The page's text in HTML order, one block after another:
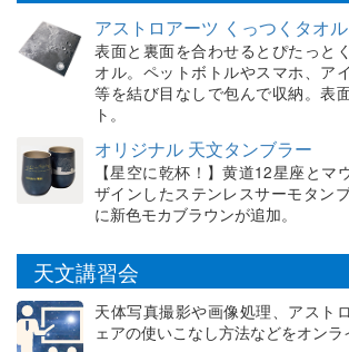
アストロアーツ くっつくタオ
表面と裏面を合わせるとぴたっと
オル。ペットボトルやスマホ、ア
等を結び目なしで包んで収納。表
ト。
オリジナル 天文タンブラー
【星空に乾杯！】黄道12星座とマ
ザインしたステンレスサーモタン
に新色モカブラウンが追加。
天文講習会
天体写真撮影や画像処理、アスト
ェアの使いこなし方法などをオンラ